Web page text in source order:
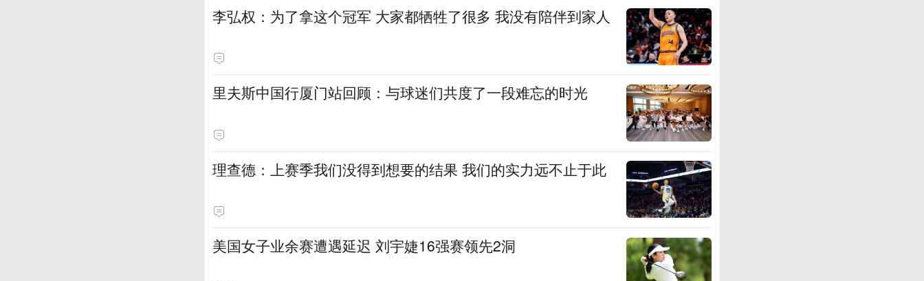
李弘权：为了拿这个冠军 大家都牺牲了很多 我没有陪伴到家人
里夫斯中国行厦门站回顾：与球迷们共度了一段难忘的时光
理查德：上赛季我们没得到想要的结果 我们的实力远不止于此
美国女子业余赛遭遇延迟 刘宇婕16强赛领先2洞